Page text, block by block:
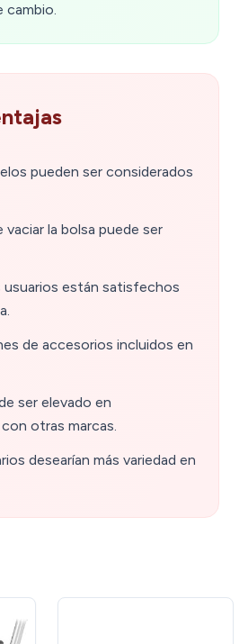
cambio.
pueden ser considerados
vaciar la bolsa puede ser
están satisfechos
de accesorios incluidos en
ser elevado en
otras marcas.
desearían más variedad en